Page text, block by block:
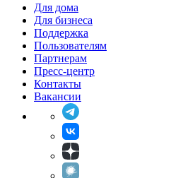
нерекомендуемым и потенциально
опасным сайтам
Антиспам.
С высокой долей вероятности
распознает спам независимо от
сообщения, при близком к нулю
проценте ложных срабатываний
Родительский контроль.
Для дома
Для бизнеса
Поддержка
Пользователям
Партнерам
Пресс-центр
Контакты
Вакансии